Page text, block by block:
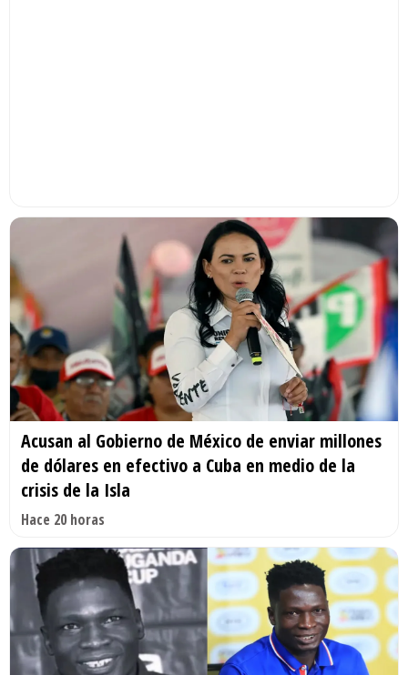
Acusan al Gobierno de México de enviar millones
de dólares en efectivo a Cuba en medio de la
crisis de la Isla
Hace 20 horas